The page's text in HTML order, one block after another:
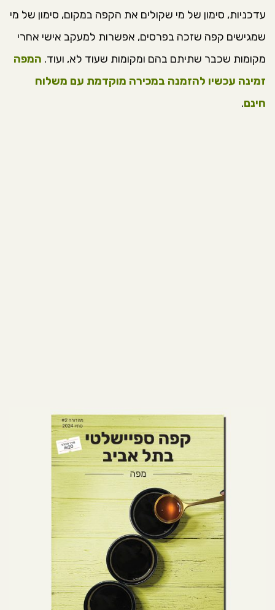
עדכניות, סימון של מי שקולים את הקפה במקום, סימון של מי
שמגישים קפה שזכה בפרסים, אפשרות למעקב אישי אחרי
מקומות שכבר שתיתם בהם ומקומות שעוד לא, ועוד. המפה
זמינה עכשיו להזמנה במכירה מוקדמת עם משלוח
חינם.